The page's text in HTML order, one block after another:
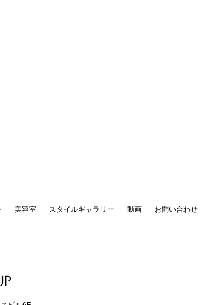
美容室 スタイルギャラリー 動画 お問い合わせ